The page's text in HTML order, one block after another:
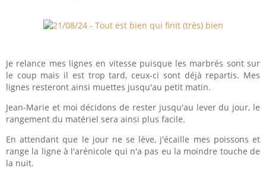
Je relance mes lignes en vitesse puisque les marbrés sont sur
le coup mais il est trop tard, ceux-ci sont déjà repartis. Mes
lignes resteront ainsi muettes jusqu'au petit matin.
Jean-Marie et moi décidons de rester jusqu'au lever du jour, le
rangement du matériel sera ainsi plus facile.
En attendant que le jour ne se lève, j'écaille mes poissons et
range la ligne à l'arénicole qui n'a pas eu la moindre touche de
la nuit.